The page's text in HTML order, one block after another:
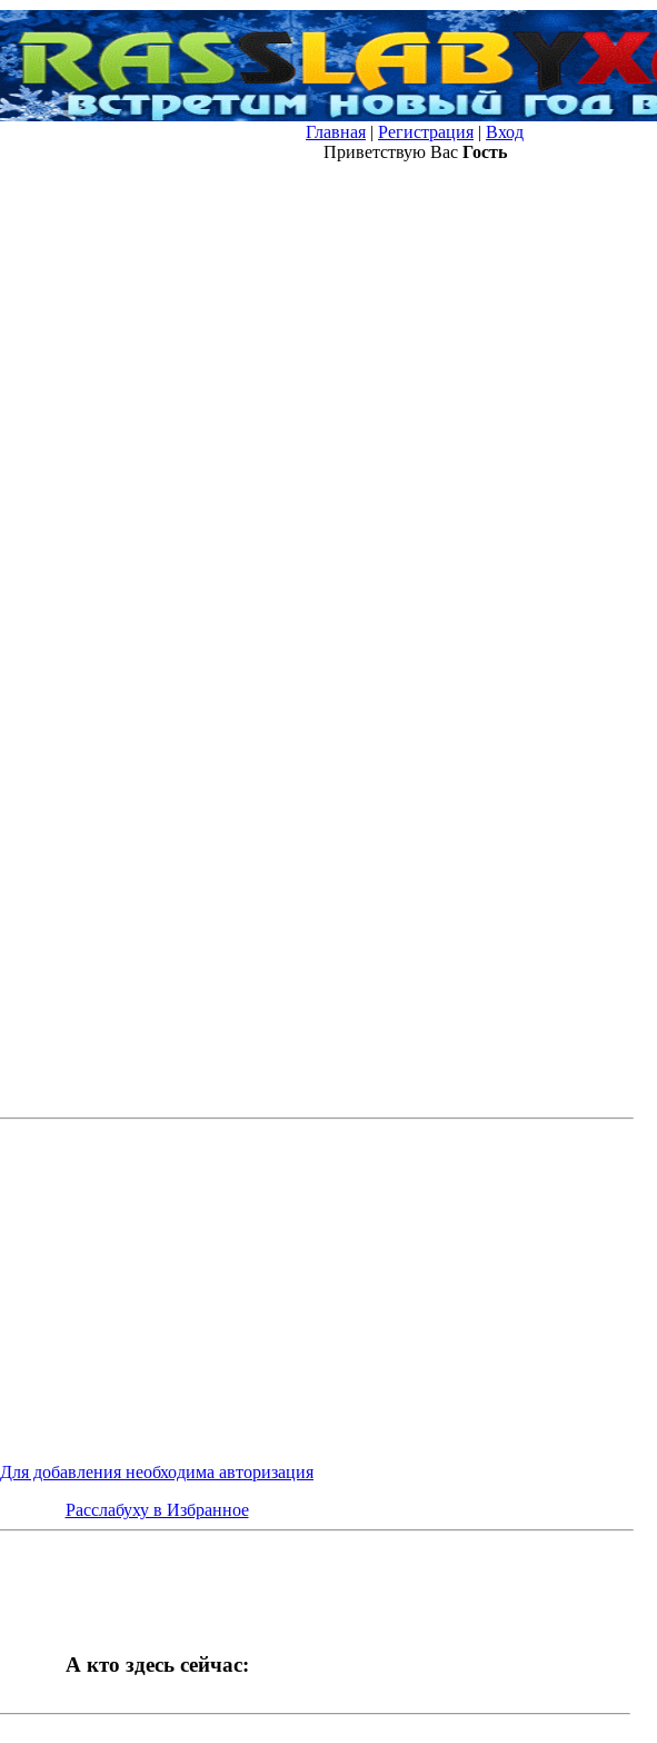
Главная | Регистрация | Вход
Приветствую Вас Гость
Для добавления необходима авторизация
Расслабуху в Избранное
А кто здесь сейчас: